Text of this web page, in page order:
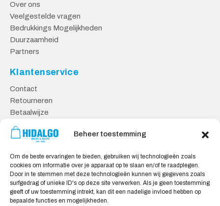
Beheer toestemming
Om de beste ervaringen te bieden, gebruiken wij technologieën zoals
cookies om informatie over je apparaat op te slaan en/of te raadplegen.
Door in te stemmen met deze technologieën kunnen wij gegevens zoals
surfgedrag of unieke ID's op deze site verwerken. Als je geen toestemming
geeft of uw toestemming intrekt, kan dit een nadelige invloed hebben op
bepaalde functies en mogelijkheden.
Over ons
Veelgestelde vragen
Bedrukkings Mogelijkheden
Duurzaamheid
Partners
Klantenservice
Contact
Retourneren
Betaalwijze
Veilig Shoppen
Algemene Voorwaarden
Privacy Verklaring
Cookie Verklaring
Aansprakelijkheid